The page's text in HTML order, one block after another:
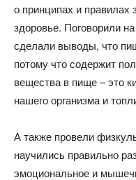
о принципах и правилах
здоровье. Поговорили
сделали выводы, что
потому что содержит
вещества в пище – это
нашего организма и
А также провели
научились правильно
эмоциональное и